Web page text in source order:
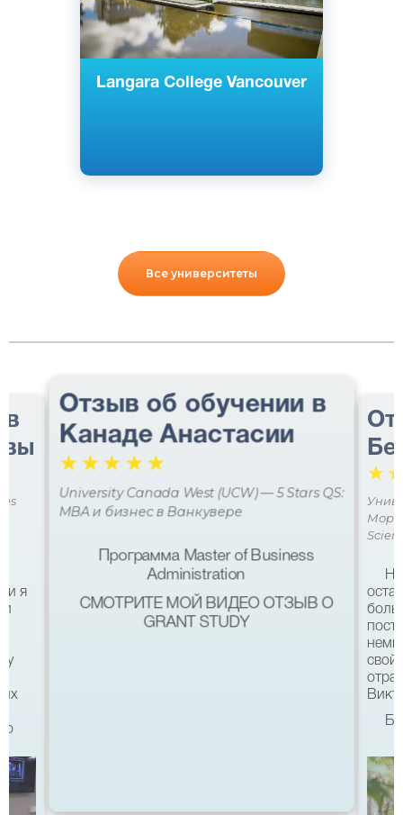
Langara College Vancouver
Все университеты
в
я
и
в
Отзыв об обучении в
Канаде Анастасии
☆☆☆ ☆☆
University Canada West (UCW) — 5 Stars QS:
MBA и бизнес в Ванкувере
Программа Master of Business
Administration
СМОТРИТЕ МОЙ ВИДЕО ОТЗЫВ О
GRANT STUDY
☆
Мора
свой
Все